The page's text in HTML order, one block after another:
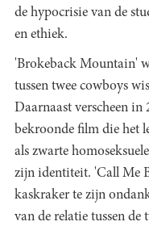
de hypocrisie van de
en ethiek.
'Brokeback Mountain'
tussen twee cowboys
Daarnaast verscheen in
bekroonde film die het
als zwarte
zijn identiteit. 'Call Me
kaskraker te zijn
van de relatie tussen de